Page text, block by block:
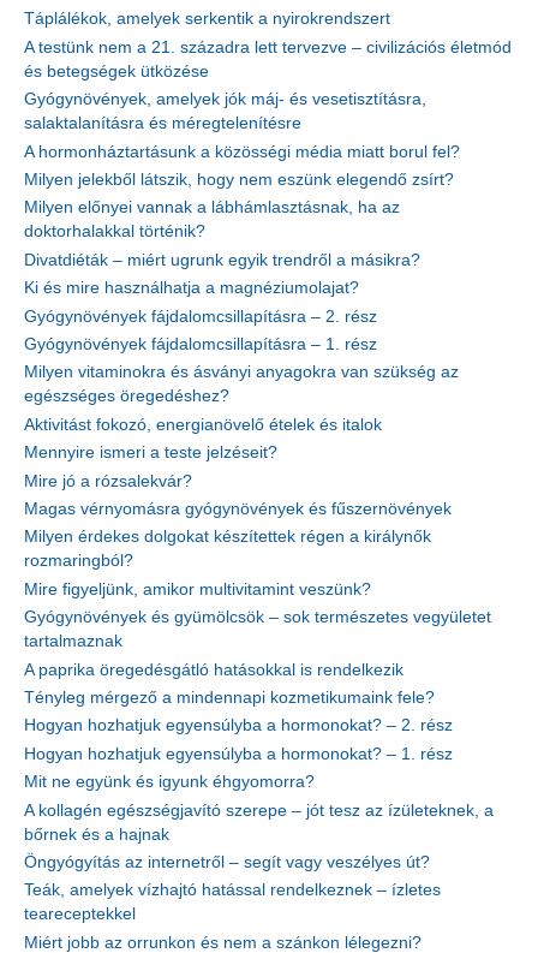
Táplálékok, amelyek serkentik a nyirokrendszert
A testünk nem a 21. századra lett tervezve – civilizációs életmód
és betegségek ütközése
Gyógynövények, amelyek jók máj- és vesetisztításra,
salaktalanításra és méregtelenítésre
A hormonháztartásunk a közösségi média miatt borul fel?
Milyen jelekből látszik, hogy nem eszünk elegendő zsírt?
Milyen előnyei vannak a lábhámlasztásnak, ha az
doktorhalakkal történik?
Divatdiéták – miért ugrunk egyik trendről a másikra?
Ki és mire használhatja a magnéziumolajat?
Gyógynövények fájdalomcsillapításra – 2. rész
Gyógynövények fájdalomcsillapításra – 1. rész
Milyen vitaminokra és ásványi anyagokra van szükség az
egészséges öregedéshez?
Aktivitást fokozó, energianövelő ételek és italok
Mennyire ismeri a teste jelzéseit?
Mire jó a rózsalekvár?
Magas vérnyomásra gyógynövények és fűszernövények
Milyen érdekes dolgokat készítettek régen a királynők
rozmaringból?
Mire figyeljünk, amikor multivitamint veszünk?
Gyógynövények és gyümölcsök – sok természetes vegyületet
tartalmaznak
A paprika öregedésgátló hatásokkal is rendelkezik
Tényleg mérgező a mindennapi kozmetikumaink fele?
Hogyan hozhatjuk egyensúlyba a hormonokat? – 2. rész
Hogyan hozhatjuk egyensúlyba a hormonokat? – 1. rész
Mit ne együnk és igyunk éhgyomorra?
A kollagén egészségjavító szerepe – jót tesz az ízületeknek, a
bőrnek és a hajnak
Öngyógyítás az internetről – segít vagy veszélyes út?
Teák, amelyek vízhajtó hatással rendelkeznek – ízletes
teareceptekkel
Miért jobb az orrunkon és nem a szánkon lélegezni?